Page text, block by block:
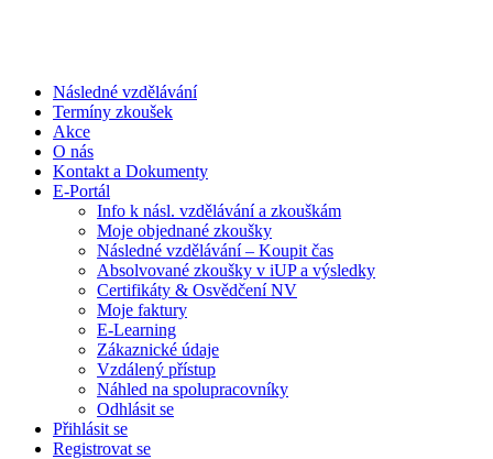
Následné vzdělávání
Termíny zkoušek
Akce
O nás
Kontakt a Dokumenty
E-Portál
Info k násl. vzdělávání a zkouškám
Moje objednané zkoušky
Následné vzdělávání – Koupit čas
Absolvované zkoušky v iUP a výsledky
Certifikáty & Osvědčení NV
Moje faktury
E-Learning
Zákaznické údaje
Vzdálený přístup
Náhled na spolupracovníky
Odhlásit se
Přihlásit se
Registrovat se